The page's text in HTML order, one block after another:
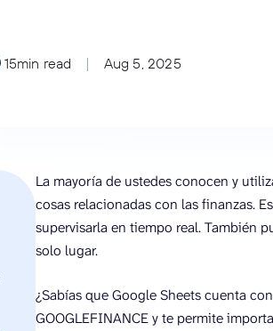
15min read Aug 5, 2025
La mayoría de ustedes conocen y
cosas relacionadas con las finanzas.
supervisarla en tiempo real. También
solo lugar.
¿Sabías que Google Sheets cuenta
GOOGLEFINANCE y te permite